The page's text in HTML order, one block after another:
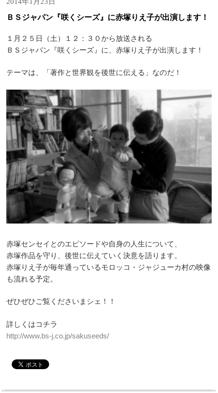
2014年1月23日
ＢＳジャパン『咲くシーズ』に赤塚りえ子が出演します！
１月２５日（土）１２：３０から放送される
ＢＳジャパン『咲くシーズ』に、赤塚りえ子が出演します！
テーマは、「著作と世界観を後世に伝える」なのだ！
赤塚センセイとのエピソードや自身の人生について、
赤塚作品を守り、後世に伝えていく決意を語ります。
赤塚りえ子が毎年通っているモロッコ・ジャジューカ村の映像
も流れる予定。
ぜひぜひご覧くださいまシェ！！
詳しくはコチラ
http://www.bs-j.co.jp/sakuseeds/